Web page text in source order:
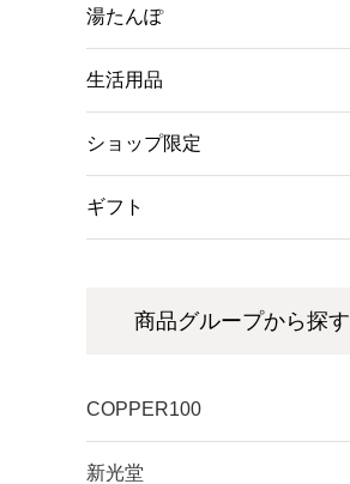
湯たんぽ
生活用品
ショップ限定
ギフト
商品グループから探す
COPPER100
新光堂